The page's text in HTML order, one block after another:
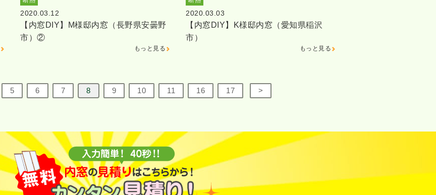
2020.03.12
【内窓DIY】M様邸内窓（長野県安曇野
市）②
もっと見る
2020.03.03
【内窓DIY】K様邸内窓（愛知県稲沢
市）
もっと見る
5 6 7 8 9 10 11 16 17 >